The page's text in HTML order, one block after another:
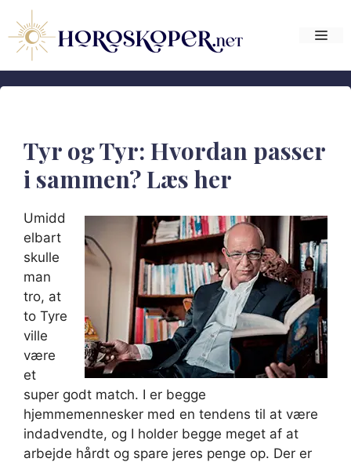
indhold
Tyr og Tyr: Hvordan passer
i sammen? Læs her
Umidd
elbart
skulle
man
tro, at
to Tyre
ville
være
et
super godt match. I er begge
hjemmemennesker med en tendens til at være
indadvendte, og I holder begge meget af at
arbejde hårdt og spare jeres penge op. Der er